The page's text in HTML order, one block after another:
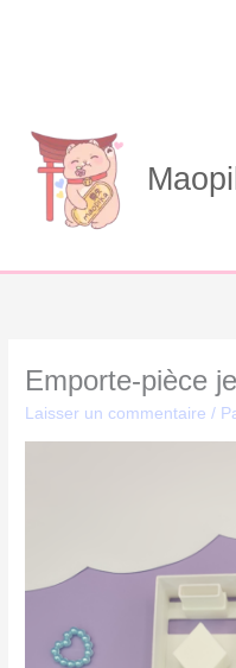
Emporte-pièce
Laisser un commentaire /